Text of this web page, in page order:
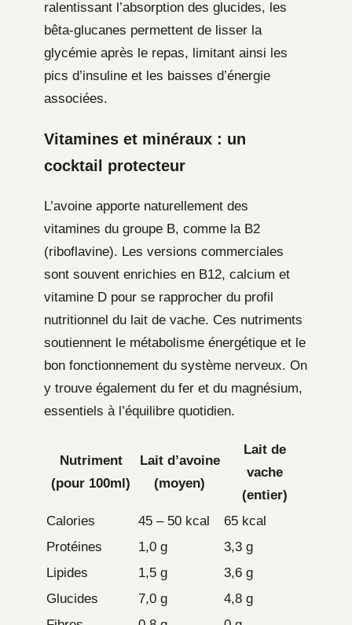
ralentissant l’absorption des glucides, les
bêta-glucanes permettent de lisser la
glycémie après le repas, limitant ainsi les
pics d’insuline et les baisses d’énergie
associées.
Vitamines et minéraux : un
cocktail protecteur
L’avoine apporte naturellement des
vitamines du groupe B, comme la B2
(riboflavine). Les versions commerciales
sont souvent enrichies en B12, calcium et
vitamine D pour se rapprocher du profil
nutritionnel du lait de vache. Ces nutriments
soutiennent le métabolisme énergétique et le
bon fonctionnement du système nerveux. On
y trouve également du fer et du magnésium,
essentiels à l’équilibre quotidien.
Nutriment
(pour 100ml)
Lait d’avoine
(moyen)
Lait de
vache
(entier)
Calories
45 – 50 kcal
65 kcal
Protéines
1,0 g
3,3 g
Lipides
1,5 g
3,6 g
Glucides
7,0 g
4,8 g